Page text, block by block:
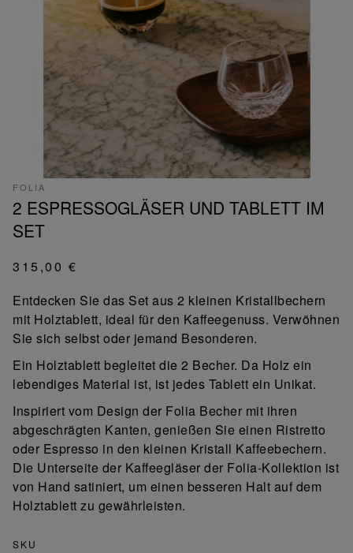
FOLIA
2 ESPRESSOGLÄSER UND TABLETT IM
SET
315,00 €
Entdecken Sie das Set aus 2 kleinen Kristallbechern
mit Holztablett, ideal für den Kaffeegenuss. Verwöhnen
Sie sich selbst oder jemand Besonderen.
Ein Holztablett begleitet die 2 Becher. Da Holz ein
lebendiges Material ist, ist jedes Tablett ein Unikat.
Inspiriert vom Design der Folia Becher mit ihren
abgeschrägten Kanten, genießen Sie einen Ristretto
oder Espresso in den kleinen Kristall Kaffeebechern.
Die Unterseite der Kaffeegläser der Folia-Kollektion ist
von Hand satiniert, um einen besseren Halt auf dem
Holztablett zu gewährleisten.
SKU